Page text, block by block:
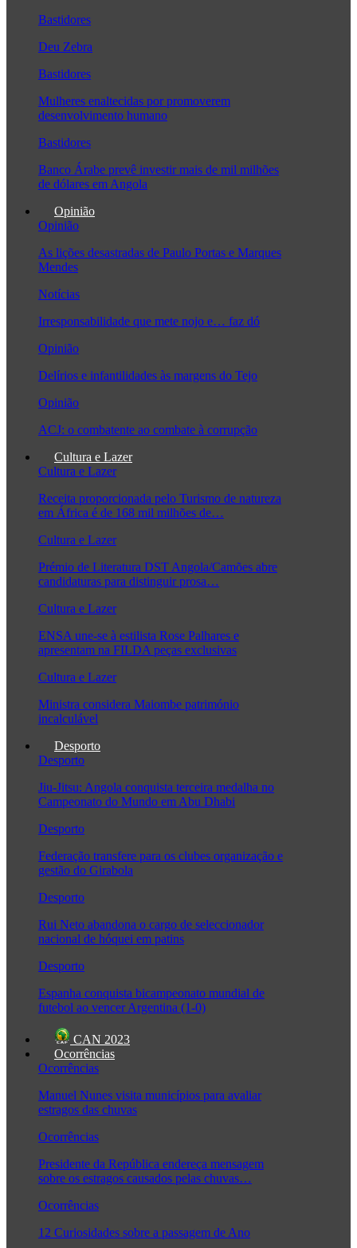
Bastidores
Deu Zebra
Bastidores
Mulheres enaltecidas por promoverem
desenvolvimento humano
Bastidores
Banco Árabe prevê investir mais de mil milhões
de dólares em Angola
Opinião
Opinião
As lições desastradas de Paulo Portas e Marques
Mendes
Notícias
Irresponsabilidade que mete nojo e… faz dó
Opinião
Delírios e infantilidades às margens do Tejo
Opinião
ACJ: o combatente ao combate à corrupção
Cultura e Lazer
Cultura e Lazer
Receita proporcionada pelo Turismo de natureza
em África é de 168 mil milhões de…
Cultura e Lazer
Prémio de Literatura DST Angola/Camões abre
candidaturas para distinguir prosa…
Cultura e Lazer
ENSA une-se à estilista Rose Palhares e
apresentam na FILDA peças exclusivas
Cultura e Lazer
Ministra considera Maiombe património
incalculável
Desporto
Desporto
Jiu-Jitsu: Angola conquista terceira medalha no
Campeonato do Mundo em Abu Dhabi
Desporto
Federação transfere para os clubes organização e
gestão do Girabola
Desporto
Rui Neto abandona o cargo de seleccionador
nacional de hóquei em patins
Desporto
Espanha conquista bicampeonato mundial de
futebol ao vencer Argentina (1-0)
CAN 2023
Ocorrências
Ocorrências
Manuel Nunes visita municípios para avaliar
estragos das chuvas
Ocorrências
Presidente da República endereça mensagem
sobre os estragos causados pelas chuvas…
Ocorrências
12 Curiosidades sobre a passagem de Ano